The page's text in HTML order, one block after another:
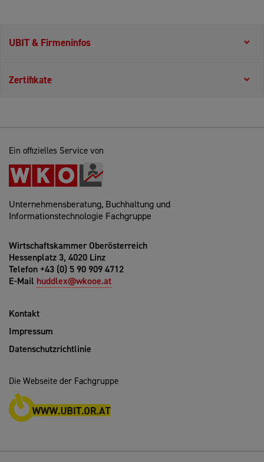
UBIT & Firmeninfos
Zertifikate
Ein offizielles Service von
Unternehmensberatung, Buchhaltung und
Informationstechnologie Fachgruppe
Wirtschaftskammer Oberösterreich
Hessenplatz 3, 4020 Linz
Telefon +43 (0) 5 90 909 4712
E-Mail huddlex@wkooe.at
Kontakt
Impressum
Datenschutzrichtlinie
Die Webseite der Fachgruppe